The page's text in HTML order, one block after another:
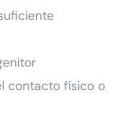
contacto físico o